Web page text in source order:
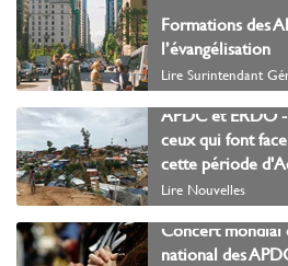
Formations des
l’évangélisation
Lire Surintendant
APDC et ERDO
ceux qui font
cette période
Lire Nouvelles
Concert mondial
national des